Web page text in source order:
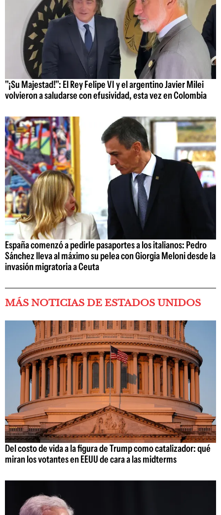
"¡Su Majestad!": El Rey Felipe VI y el argentino Javier Milei
volvieron a saludarse con efusividad, esta vez en Colombia
España comenzó a pedirle pasaportes a los italianos: Pedro
Sánchez lleva al máximo su pelea con Giorgia Meloni desde la
invasión migratoria a Ceuta
MÁS NOTICIAS DE ESTADOS UNIDOS
Del costo de vida a la figura de Trump como catalizador: qué
miran los votantes en EEUU de cara a las midterms